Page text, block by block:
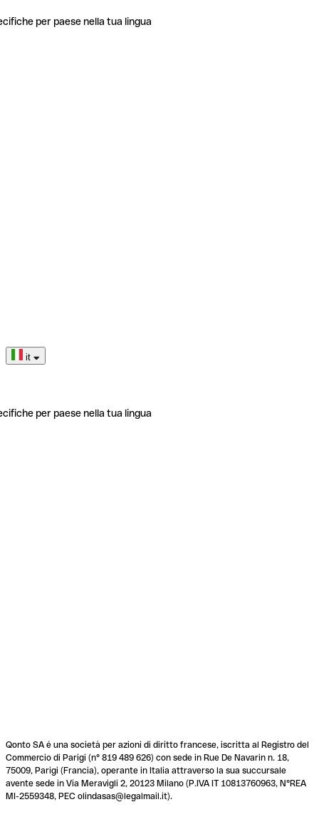
per paese nella tua lingua
it
per paese nella tua lingua
Qonto SA é una società per azioni di diritto francese, iscritta al Registro del
Commercio di Parigi (n° 819 489 626) con sede in Rue De Navarin n. 18,
75009, Parigi (Francia), operante in Italia attraverso la sua succursale
avente sede in Via Meravigli 2, 20123 Milano (P.IVA IT 10813760963, N°REA
MI-2559348, PEC olindasas@legalmail.it).